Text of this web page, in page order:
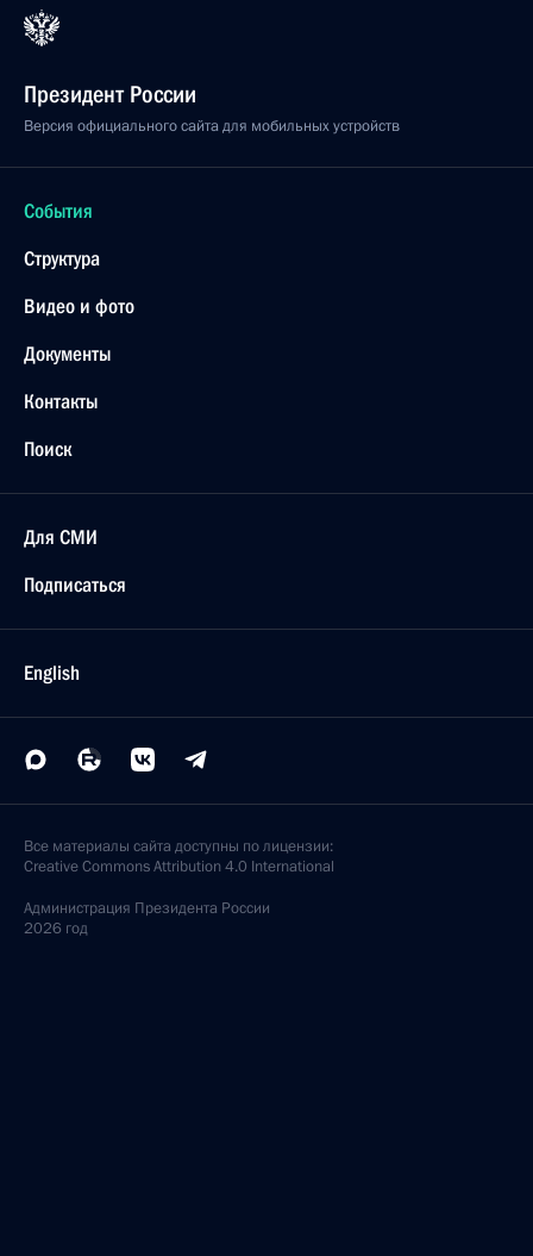
Президент России
Версия официального сайта для мобильных устройств
События
Структура
Видео и фото
Документы
Контакты
Поиск
Для СМИ
Подписаться
English
Все материалы сайта доступны по лицензии:
Creative Commons Attribution 4.0 International
Администрация Президента России
2026 год